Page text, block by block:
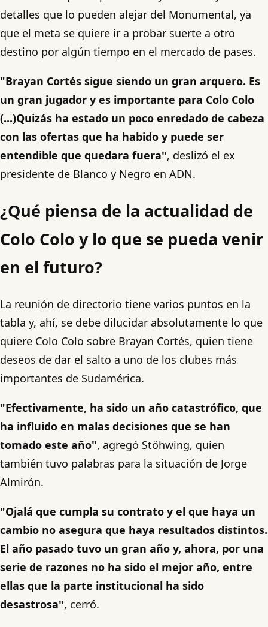
detalles que lo pueden alejar del Monumental, ya
que el meta se quiere ir a probar suerte a otro
destino por algún tiempo en el mercado de pases.
"Brayan Cortés sigue siendo un gran arquero. Es
un gran jugador y es importante para Colo Colo
(...)Quizás ha estado un poco enredado de cabeza
con las ofertas que ha habido y puede ser
entendible que quedara fuera", deslizó el ex
presidente de Blanco y Negro en ADN.
¿Qué piensa de la actualidad de
Colo Colo y lo que se pueda venir
en el futuro?
La reunión de directorio tiene varios puntos en la
tabla y, ahí, se debe dilucidar absolutamente lo que
quiere Colo Colo sobre Brayan Cortés, quien tiene
deseos de dar el salto a uno de los clubes más
importantes de Sudamérica.
"Efectivamente, ha sido un año catastrófico, que
ha influido en malas decisiones que se han
tomado este año", agregó Stöhwing, quien
también tuvo palabras para la situación de Jorge
Almirón.
"Ojalá que cumpla su contrato y el que haya un
cambio no asegura que haya resultados distintos.
El año pasado tuvo un gran año y, ahora, por una
serie de razones no ha sido el mejor año, entre
ellas que la parte institucional ha sido
desastrosa", cerró.